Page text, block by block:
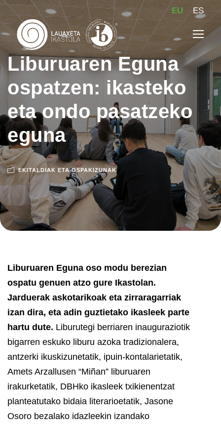
EU ES
Liburuaren Eguna
ospatzen: ikasteko
eta ondo pasatzeko
eguna
EKITALDIAK ETA OSPAKIZUNAK
Liburuaren Eguna oso modu berezian
ospatu genuen atzo gure Ikastolan.
Jarduerak askotarikoak eta zirraragarriak
izan dira, eta adin guztietako ikasleek parte
hartu dute. Liburutegi berriaren inauguraziotik
bigarren eskuko liburu azoka tradizionalera,
antzerki ikuskizunetatik, ipuin-kontalarietatik,
Amets Arzallusen “Miñan” liburuaren
irakurketatik, DBHko ikasleek txikienentzat
planteatutako bidaia literarioetatik, Jasone
Osoro bezalako idazleekin izandako